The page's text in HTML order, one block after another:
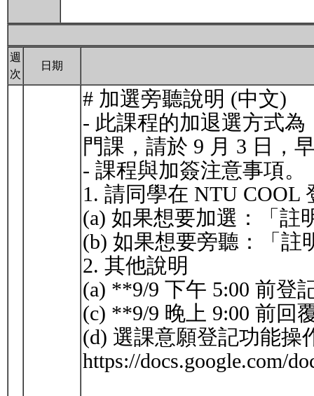
週
次
日期
# 加選旁聽說明 (中文)
- 此課程的加退選方式
門課，請於 9 月 3 日，
- 課程與加簽注意事項。
1. 請同學在 NTU COOL
(a) 如果想要加選：「註
(b) 如果想要旁聽：「註
2. 其他說明
(a) **9/9 下午 5:00 前登
(c) **9/9 晚上 9:00 前回
(d) 選課意願登記功能操
https://docs.google.com/